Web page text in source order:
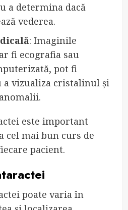
a determina dacă
vederea.
: Imaginile
fi ecografia sau
pot fi
vizualiza cristalinul și
este important
cel mai bun curs de
pacient.
poate varia în